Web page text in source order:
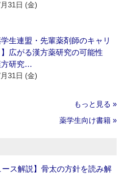
31日 (金)
学生連盟・先輩薬剤師のキャリ
】広がる漢方薬研究の可能性
方研究…
31日 (金)
もっと見る »
薬学生向け書籍 »
ース解説】骨太の方針を読み解